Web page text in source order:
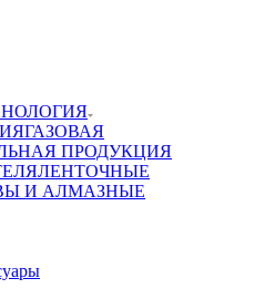
ГАЗОВАЯ
ПРОДУКЦИЯ
ЛЕНТОЧНЫЕ
И АЛМАЗНЫЕ